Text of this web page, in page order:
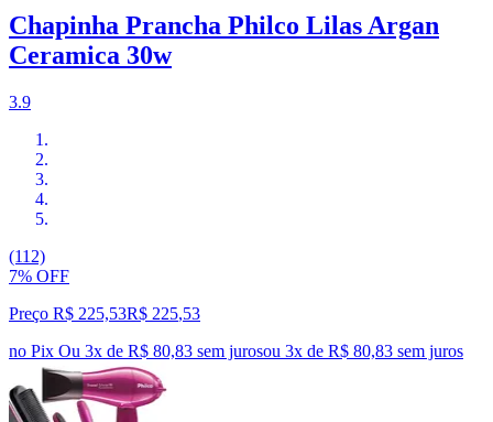
Chapinha Prancha Philco Lilas Argan
Ceramica 30w
3.9
(112)
7% OFF
Preço R$ 225,53R$ 225,53
no Pix Ou 3x de R$ 80,83 sem jurosou 3x de R$ 80,83 sem juros